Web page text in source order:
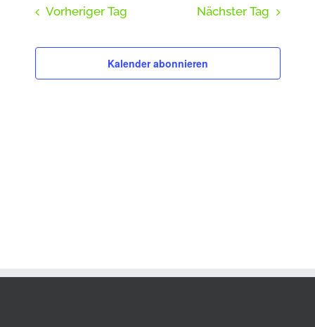
und
wählen.
Vorheriger Tag Nächster Tag
Kalender abonnieren